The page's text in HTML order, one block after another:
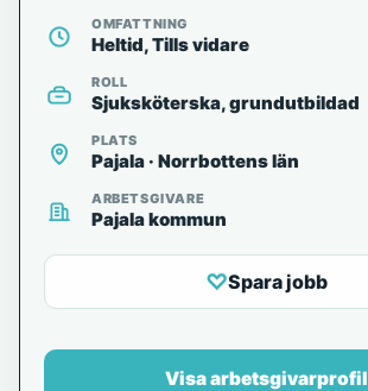
OMFATTNING
Heltid, Tills vidare
ROLL
Sjuksköterska, grundutbildad
PLATS
Pajala · Norrbottens län
ARBETSGIVARE
Pajala kommun
♡Spara jobb
Visa arbetsgivarprofil